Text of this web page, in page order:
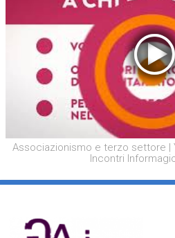
Associazionismo e terzo settore |
Incontri